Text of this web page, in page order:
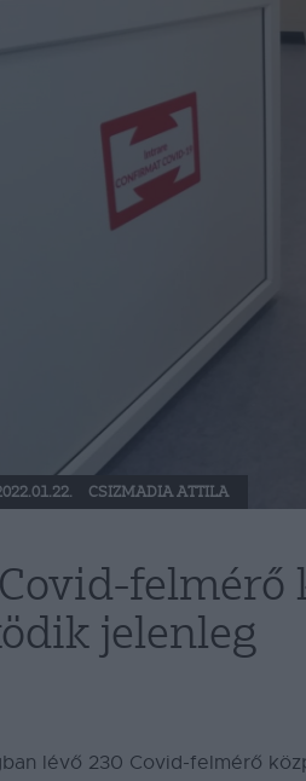
CSIZMADIA ATTILA
felmérő
jelenleg
lévő 230 Covid-felmérő